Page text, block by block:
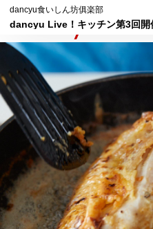
dancyu食いしん坊俱楽部
dancyu Live！キッチン第3回開